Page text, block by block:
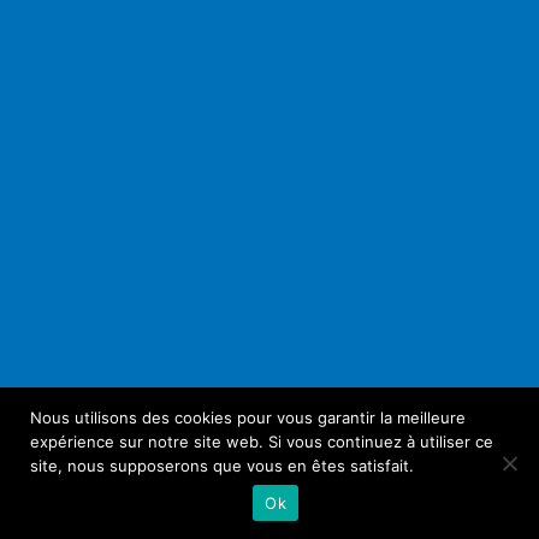
Nous utilisons des cookies pour vous garantir la meilleure
expérience sur notre site web. Si vous continuez à utiliser ce
site, nous supposerons que vous en êtes satisfait.
Ok